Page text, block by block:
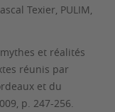
Texier, PULIM,
et réalités
réunis par
et du
p. 247-256.